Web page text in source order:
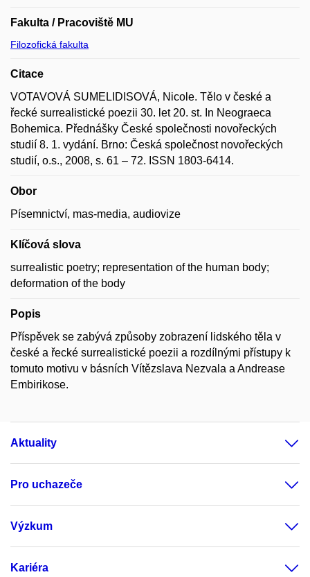
Fakulta / Pracoviště MU
Filozofická fakulta
Citace
VOTAVOVÁ SUMELIDISOVÁ, Nicole. Tělo v české a
řecké surrealistické poezii 30. let 20. st. In Neograeca
Bohemica. Přednášky České společnosti novořeckých
studií 8. 1. vydání. Brno: Česká společnost novořeckých
studií, o.s., 2008, s. 61 – 72. ISSN 1803-6414.
Obor
Písemnictví, mas-media, audiovize
Klíčová slova
surrealistic poetry; representation of the human body;
deformation of the body
Popis
Příspěvek se zabývá způsoby zobrazení lidského těla v
české a řecké surrealistické poezii a rozdílnými přístupy k
tomuto motivu v básních Vítězslava Nezvala a Andrease
Embirikose.
Aktuality
Pro uchazeče
Výzkum
Kariéra